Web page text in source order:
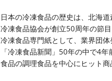
日本の冷凍食品の歴史は、北海
冷凍食品協会が創立50周年の節
冷凍食品専門紙として、業界団
「冷凍食品新聞」50年の中で4
食品の調理食品を中心にヒット商